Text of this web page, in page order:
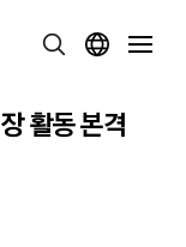
활동 본격